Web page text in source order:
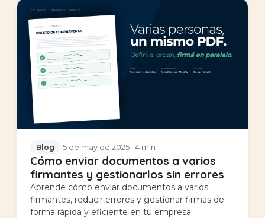
Blog 15 de may de 2025 · 4 min
Cómo enviar documentos a varios
firmantes y gestionarlos sin errores
Aprende cómo enviar documentos a varios
firmantes, reducir errores y gestionar firmas de
forma rápida y eficiente en tu empresa.